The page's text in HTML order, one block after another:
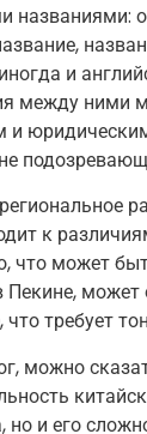
названиями:
и
между ними
и
к
что может
Пекине, может
требует
можно
но и его